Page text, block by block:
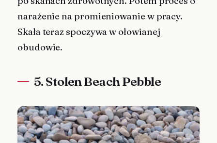
narażenie na promieniowanie w pracy.
Skała teraz spoczywa w ołowianej
obudowie.
5. Stolen Beach Pebble